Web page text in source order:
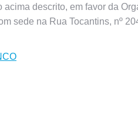
descrito, em favor da
sede na Rua Tocantins, nº